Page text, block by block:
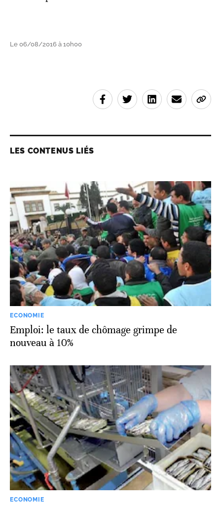
Le 06/08/2016 à 10h00
LES CONTENUS LIÉS
ECONOMIE
Emploi: le taux de chômage grimpe de
nouveau à 10%
ECONOMIE